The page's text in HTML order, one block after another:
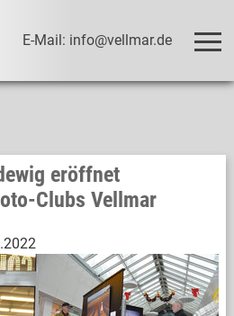
E-Mail: info@vellmar.de
eröffnet
Clubs Vellmar